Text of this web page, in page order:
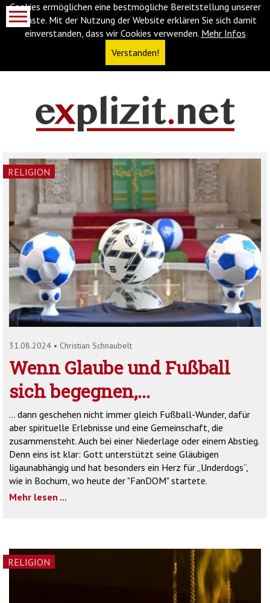
Cookies ermöglichen eine bestmögliche Bereitstellung unserer
Dienste. Mit der Nutzung der Website erklären Sie sich damit
einverstanden, dass wir Cookies verwenden. Mehr Infos
Verstanden!
(Accesskey
'1')Zur
Navigation
springen
(Accesskey
'3')Zur
Suche
springen
(Accesskey
'2')
RELIGION
31.08.2024 • Christian Schnaubelt
Wenn Glaube und Fußball
sich begegnen,...
… dann geschehen nicht immer gleich Fußball-Wunder, dafür
aber spirituelle Erlebnisse und eine Gemeinschaft, die
zusammensteht. Auch bei einer Niederlage oder einem Abstieg.
Denn eins ist klar: Gott unterstützt seine Gläubigen
ligaunabhängig und hat besonders ein Herz für „Underdogs“,
wie in Bochum, wo heute der "FanDOM" startete.
Mehr lesen ...
RELIGION